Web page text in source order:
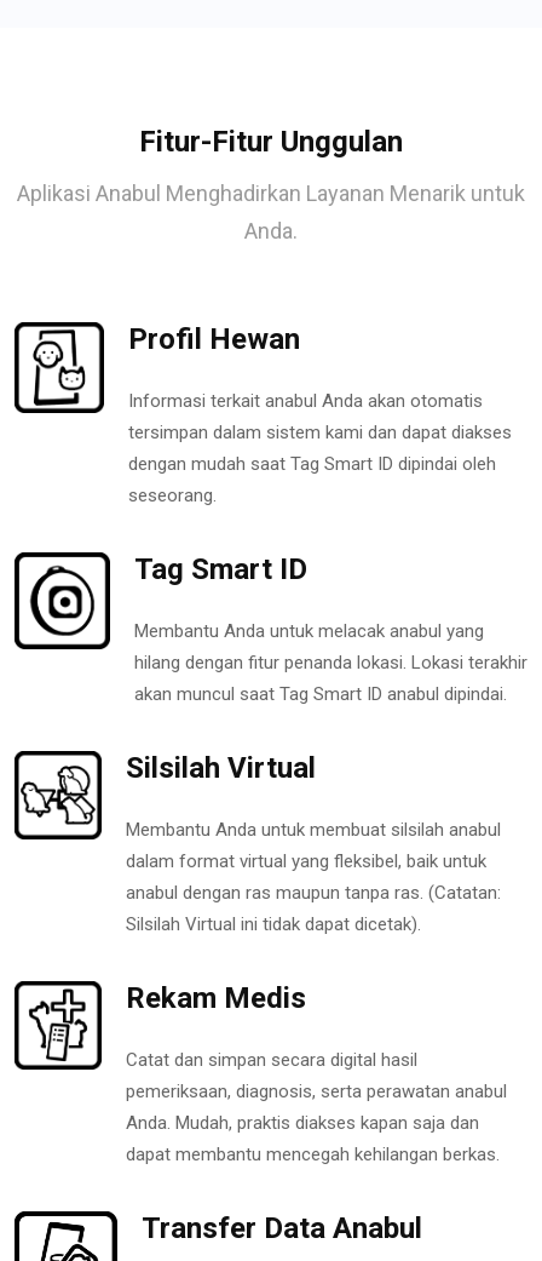
Fitur-Fitur Unggulan
Aplikasi Anabul Menghadirkan Layanan Menarik untuk
Anda.
Profil Hewan
Informasi terkait anabul Anda akan otomatis
tersimpan dalam sistem kami dan dapat diakses
dengan mudah saat Tag Smart ID dipindai oleh
seseorang.
Tag Smart ID
Membantu Anda untuk melacak anabul yang
hilang dengan fitur penanda lokasi. Lokasi terakhir
akan muncul saat Tag Smart ID anabul dipindai.
Silsilah Virtual
Membantu Anda untuk membuat silsilah anabul
dalam format virtual yang fleksibel, baik untuk
anabul dengan ras maupun tanpa ras. (Catatan:
Silsilah Virtual ini tidak dapat dicetak).
Rekam Medis
Catat dan simpan secara digital hasil
pemeriksaan, diagnosis, serta perawatan anabul
Anda. Mudah, praktis diakses kapan saja dan
dapat membantu mencegah kehilangan berkas.
Transfer Data Anabul